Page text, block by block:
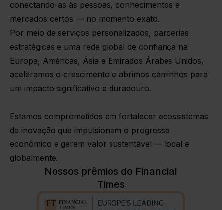
conectando-as às pessoas, conhecimentos e
mercados certos — no momento exato.
Por meio de serviços personalizados, parcerias
estratégicas e uma rede global de confiança na
Europa, Américas, Ásia e Emirados Árabes Unidos,
aceleramos o crescimento e abrimos caminhos para
um impacto significativo e duradouro.
Estamos comprometidos em fortalecer ecossistemas
de inovação que impulsionem o progresso
econômico e gerem valor sustentável — local e
globalmente.
Nossos prêmios do Financial
Times